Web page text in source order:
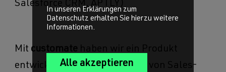
Salesforce CRM, APTLY)
Mit customate haben wir ein Produkt
entwickelt, das die Erstellung von Sales-
In unseren Erklärungen zum
Datenschutz erhalten Sie hierzu weitere
Informationen.